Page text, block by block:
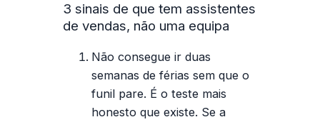
3 sinais de que tem assistentes
de vendas, não uma equipa
Não consegue ir duas
semanas de férias sem que o
funil pare. É o teste mais
honesto que existe. Se a